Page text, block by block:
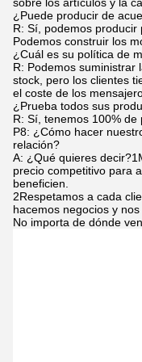
¿Puede producir de
R: Sí, podemos producir
Podemos construir los
¿Cuál es su política de
R: Podemos suministrar
stock, pero los clientes
el coste de los
¿Prueba todos sus
R: Sí, tenemos 100%
P8: ¿Cómo hacer
relación?
A: ¿Qué quieres
precio competitivo para
beneficien.
2Respetamos a cada
hacemos negocios y
No importa de dónde